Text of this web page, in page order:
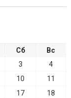
Сб
Вс
3
4
10
11
17
18